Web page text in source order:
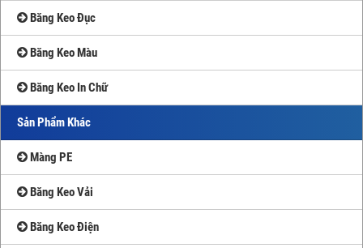
Băng Keo Đục
Băng Keo Màu
Băng Keo In Chữ
Sản Phẩm Khác
Màng PE
Băng Keo Vải
Băng Keo Điện